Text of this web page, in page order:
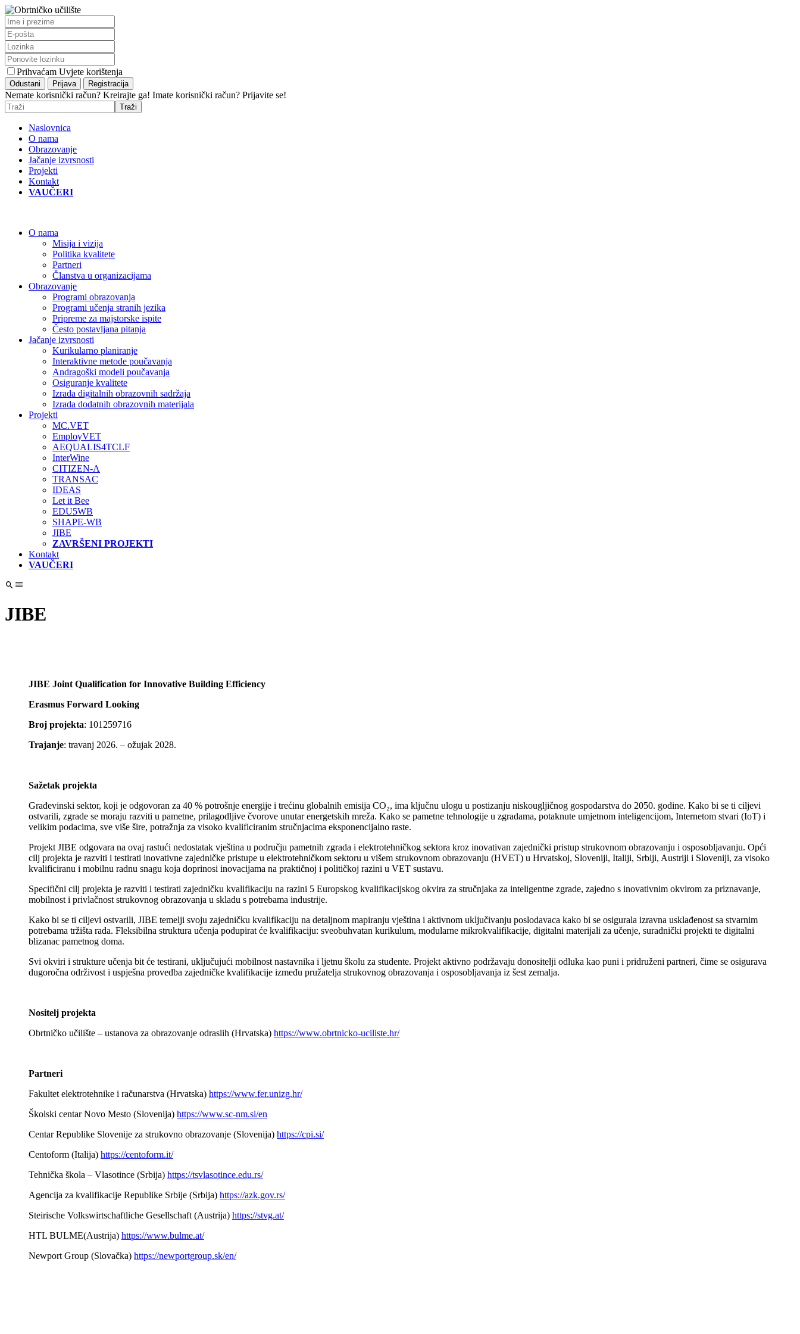
Prihvaćam Uvjete korištenja
Nemate korisnički račun? Kreirajte ga! Imate korisnički račun? Prijavite se!
Naslovnica
O nama
Obrazovanje
Jačanje izvrsnosti
Projekti
Kontakt
VAUČERI
O nama
Misija i vizija
Politika kvalitete
Partneri
Članstva u organizacijama
Obrazovanje
Programi obrazovanja
Programi učenja stranih jezika
Pripreme za majstorske ispite
Često postavljana pitanja
Jačanje izvrsnosti
Kurikularno planiranje
Interaktivne metode poučavanja
Andragoški modeli poučavanja
Osiguranje kvalitete
Izrada digitalnih obrazovnih sadržaja
Izrada dodatnih obrazovnih materijala
Projekti
MC.VET
EmployVET
AEQUALIS4TCLF
InterWine
CITIZEN-A
TRANSAC
IDEAS
Let it Bee
EDU5WB
SHAPE-WB
JIBE
ZAVRŠENI PROJEKTI
Kontakt
VAUČERI
JIBE
JIBE Joint Qualification for Innovative Building Efficiency
Erasmus Forward Looking
Broj projekta: 101259716
Trajanje: travanj 2026. – ožujak 2028.
Sažetak projekta
Građevinski sektor, koji je odgovoran za 40 % potrošnje energije i trećinu globalnih emisija CO₂, ima ključnu ulogu u postizanju niskougljičnog gospodarstva do 2050. godine. Kako bi se ti ciljevi
ostvarili, zgrade se moraju razviti u pametne, prilagodljive čvorove unutar energetskih mreža. Kako se pametne tehnologije u zgradama, potaknute umjetnom inteligencijom, Internetom stvari (IoT) i
velikim podacima, sve više šire, potražnja za visoko kvalificiranim stručnjacima eksponencijalno raste.
Projekt JIBE odgovara na ovaj rastući nedostatak vještina u području pametnih zgrada i elektrotehničkog sektora kroz inovativan zajednički pristup strukovnom obrazovanju i osposobljavanju. Opći
cilj projekta je razviti i testirati inovativne zajedničke pristupe u elektrotehničkom sektoru u višem strukovnom obrazovanju (HVET) u Hrvatskoj, Sloveniji, Italiji, Srbiji, Austriji i Sloveniji, za visoko
kvalificiranu i mobilnu radnu snagu koja doprinosi inovacijama na praktičnoj i političkoj razini u VET sustavu.
Specifični cilj projekta je razviti i testirati zajedničku kvalifikaciju na razini 5 Europskog kvalifikacijskog okvira za stručnjaka za inteligentne zgrade, zajedno s inovativnim okvirom za priznavanje,
mobilnost i privlačnost strukovnog obrazovanja u skladu s potrebama industrije.
Kako bi se ti ciljevi ostvarili, JIBE temelji svoju zajedničku kvalifikaciju na detaljnom mapiranju vještina i aktivnom uključivanju poslodavaca kako bi se osigurala izravna usklađenost sa stvarnim
potrebama tržišta rada. Fleksibilna struktura učenja podupirat će kvalifikaciju: sveobuhvatan kurikulum, modularne mikrokvalifikacije, digitalni materijali za učenje, suradnički projekti te digitalni
blizanac pametnog doma.
Svi okviri i strukture učenja bit će testirani, uključujući mobilnost nastavnika i ljetnu školu za studente. Projekt aktivno podržavaju donositelji odluka kao puni i pridruženi partneri, čime se osigurava
dugoročna održivost i uspješna provedba zajedničke kvalifikacije između pružatelja strukovnog obrazovanja i osposobljavanja iz šest zemalja.
Nositelj projekta
Obrtničko učilište – ustanova za obrazovanje odraslih (Hrvatska) https://www.obrtnicko-uciliste.hr/
Partneri
Fakultet elektrotehnike i računarstva (Hrvatska) https://www.fer.unizg.hr/
Školski centar Novo Mesto (Slovenija) https://www.sc-nm.si/en
Centar Republike Slovenije za strukovno obrazovanje (Slovenija) https://cpi.si/
Centoform (Italija) https://centoform.it/
Tehnička škola – Vlasotince (Srbija) https://tsvlasotince.edu.rs/
Agencija za kvalifikacije Republike Srbije (Srbija) https://azk.gov.rs/
Steirische Volkswirtschaftliche Gesellschaft (Austrija) https://stvg.at/
HTL BULME(Austrija) https://www.bulme.at/
Newport Group (Slovačka) https://newportgroup.sk/en/